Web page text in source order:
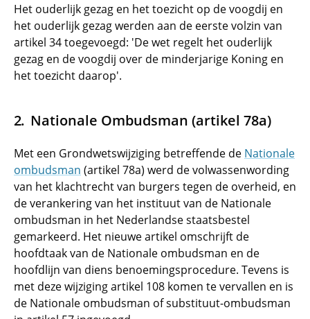
Het ouderlijk gezag en het toezicht op de voogdij en
het ouderlijk gezag werden aan de eerste volzin van
artikel 34 toegevoegd: 'De wet regelt het ouderlijk
gezag en de voogdij over de minderjarige Koning en
het toezicht daarop'.
Nationale Ombudsman (artikel 78a)
Met een Grondwetswijziging betreffende de Nationale
ombudsman (artikel 78a) werd de volwassenwording
van het klachtrecht van burgers tegen de overheid, en
de verankering van het instituut van de Nationale
ombudsman in het Nederlandse staatsbestel
gemarkeerd. Het nieuwe artikel omschrijft de
hoofdtaak van de Nationale ombudsman en de
hoofdlijn van diens benoemingsprocedure. Tevens is
met deze wijziging artikel 108 komen te vervallen en is
de Nationale ombudsman of substituut-ombudsman